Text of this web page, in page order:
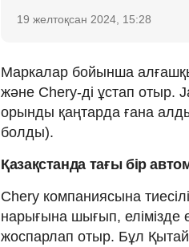
19 желтоқсан 2024, 15:28
Маркалар бойынша
және Chery-ді ұстап отыр.
орынды қаңтарда ғана
болды).
Қазақстанда тағы бір
Chery компаниясына
нарығына шығып, елімізде
жоспарлап отыр. Бұл